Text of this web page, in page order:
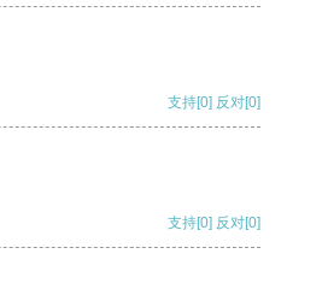
支持[0] 反对[0]
支持[0] 反对[0]